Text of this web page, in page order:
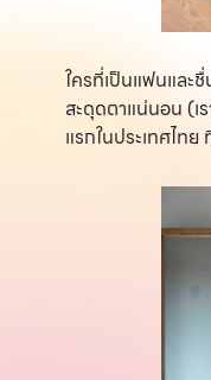
ใครที่เป็นแฟนและ
สะดุดตาแน่นอน (เ
แรกในประเทศไท